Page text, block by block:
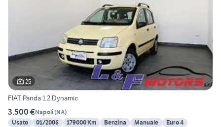
25
FIAT Panda 1.2 Dynamic
3.500 €Napoli(NA)
Usato
01/2006 179000 Km Benzina Manuale
Euro 4